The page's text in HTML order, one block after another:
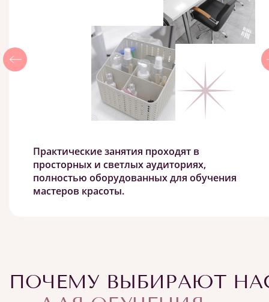
одноразовыми расходниками.
Практические занятия проходят в
просторных и светлых аудиториях,
полностью оборудованных для обучения
мастеров красоты.
ПОЧЕМУ ВЫБИРАЮТ